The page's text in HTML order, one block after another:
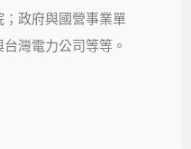
政府與國營事業單
灣電力公司等等。